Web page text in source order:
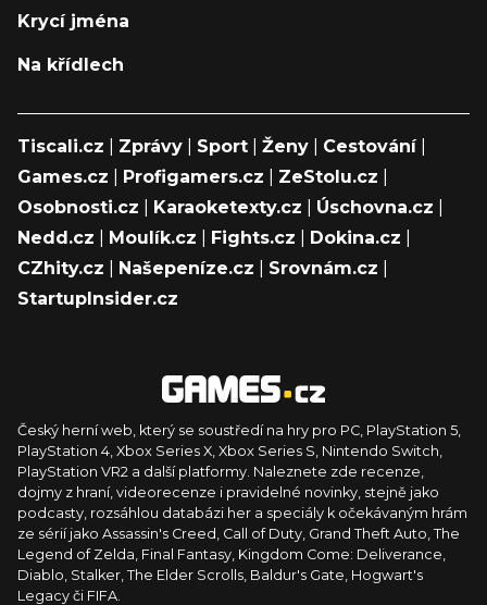
Krycí jména
Na křídlech
Tiscali.cz Zprávy Sport Ženy Cestování|
Games.cz
Profigamers.cz ZeStolu.cz
Osobnosti.cz
Karaoketexty.cz Úschovna.cz
Nedd.cz
Moulík.cz Fights.cz Dokina.cz
CZhity.cz
Našepeníze.cz Srovnám.cz
StartupInsider.cz
Český herní web, který se soustředí na hry pro PC, PlayStation 5,
PlayStation 4, Xbox Series X, Xbox Series S, Nintendo Switch,
PlayStation VR2 a další platformy. Naleznete zde recenze,
dojmy z hraní, videorecenze i pravidelné novinky, stejně jako
podcasty, rozsáhlou databázi her a speciály k očekávaným hrám
ze sérií jako Assassin's Creed, Call of Duty, Grand Theft Auto, The
Legend of Zelda, Final Fantasy, Kingdom Come: Deliverance,
Diablo, Stalker, The Elder Scrolls, Baldur's Gate, Hogwart's
Legacy či FIFA.